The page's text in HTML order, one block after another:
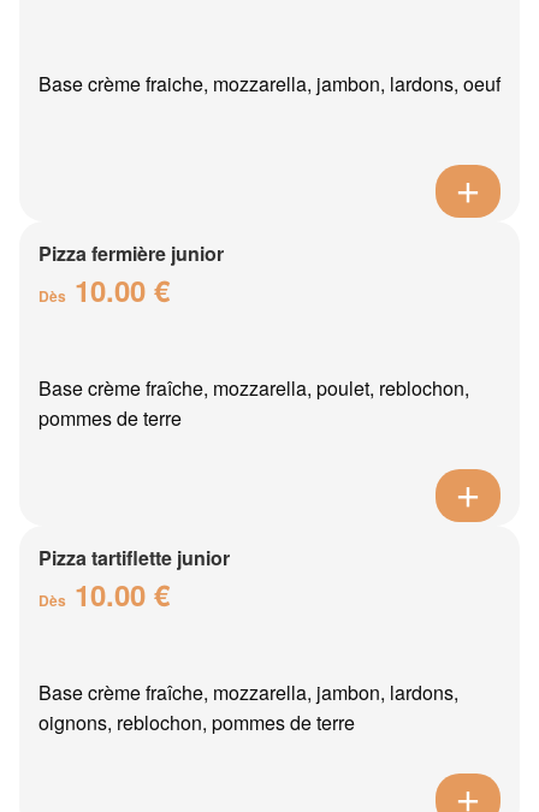
Base crème fraiche, mozzarella, jambon, lardons, oeuf
Pizza fermière junior
Dès 10.00 €
Base crème fraîche, mozzarella, poulet, reblochon,
pommes de terre
Pizza tartiflette junior
Dès 10.00 €
Base crème fraîche, mozzarella, jambon, lardons,
oignons, reblochon, pommes de terre